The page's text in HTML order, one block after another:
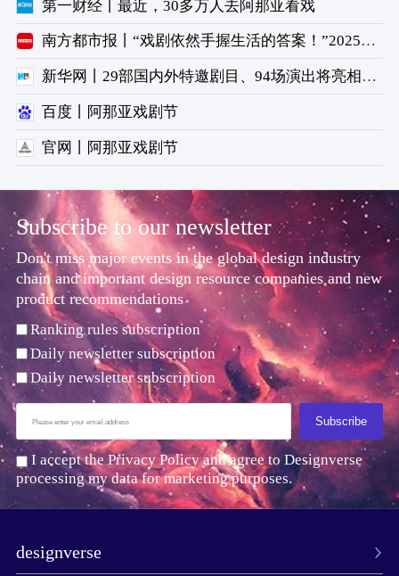
第一财经丨最近，30多万人去阿那亚看戏
南方都市报丨“戏剧依然手握生活的答案！”2025阿那亚戏剧节启幕
新华网丨29部国内外特邀剧目、94场演出将亮相2025阿那亚戏剧节
百度丨阿那亚戏剧节
官网丨阿那亚戏剧节
Subscribe to our newsletter
Don't miss major events in the global design industry
chain and important design resource companies and new
product recommendations
Ranking rules subscription
Daily newsletter subscription
Daily newsletter subscription
Subscribe
I accept the Privacy Policy and agree to Designverse
processing my data for marketing purposes.
designverse